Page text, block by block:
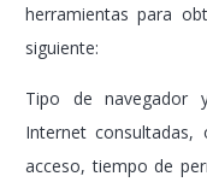
herramientas para
siguiente:
Tipo de navegador
Internet
acceso, tiempo de